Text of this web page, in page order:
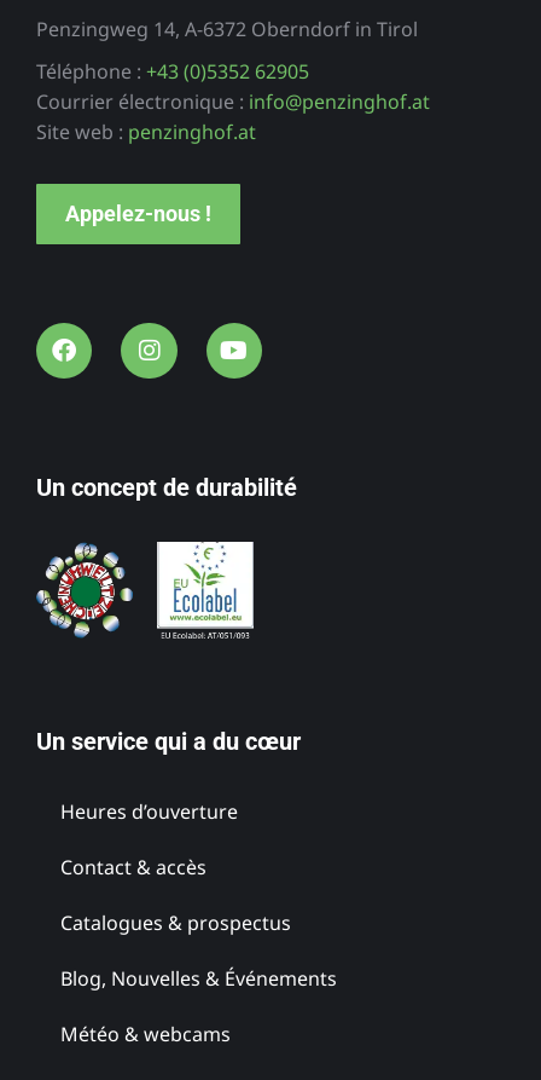
Penzingweg 14, A-6372 Oberndorf in Tirol
Téléphone : +43 (0)5352 62905
Courrier électronique : info@penzinghof.at
Site web : penzinghof.at
Appelez-nous !
Un concept de durabilité
Un service qui a du cœur
Heures d’ouverture
Contact & accès
Catalogues & prospectus
Blog, Nouvelles & Événements
Météo & webcams